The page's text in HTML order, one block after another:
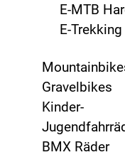
E-MTB
E-Trekking
Gravelbikes
Kinder-
BMX Räder